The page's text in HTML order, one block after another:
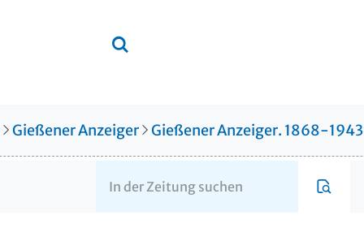
Gießener Anzeiger Gießener Anzeiger. 1868-1943